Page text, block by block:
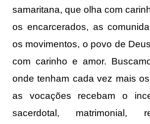
samaritana, que olha com
os encarcerados, as
os movimentos, o povo de
com carinho e amor.
onde tenham cada vez mais
as vocações recebam o
sacerdotal, matrimonial,